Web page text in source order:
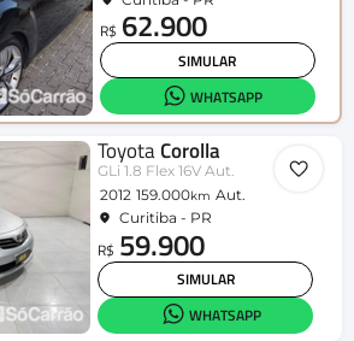
R$ 62.900
SIMULAR
WHATSAPP
ToyotaCorolla
GLi 1.8 Flex 16V Aut.
2012 159.000km Aut.
Curitiba - PR
R$ 59.900
SIMULAR
WHATSAPP